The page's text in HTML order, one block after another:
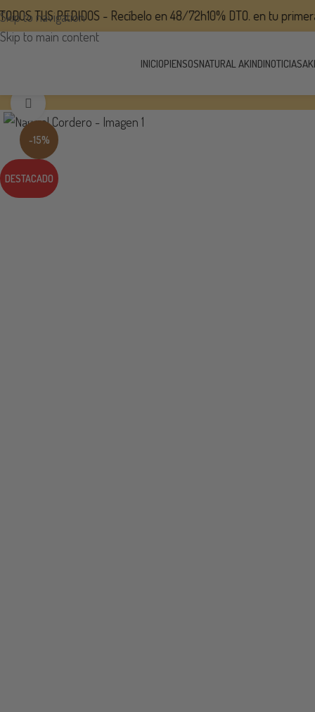
Skip to navigation
Skip to main content
TUS PEDIDOS - Recíbelo en 48/72h10% DTO. en tu primera
INICIOPIENSOSNATURAL AKINDINOTICIAS
-15%
DESTACADO